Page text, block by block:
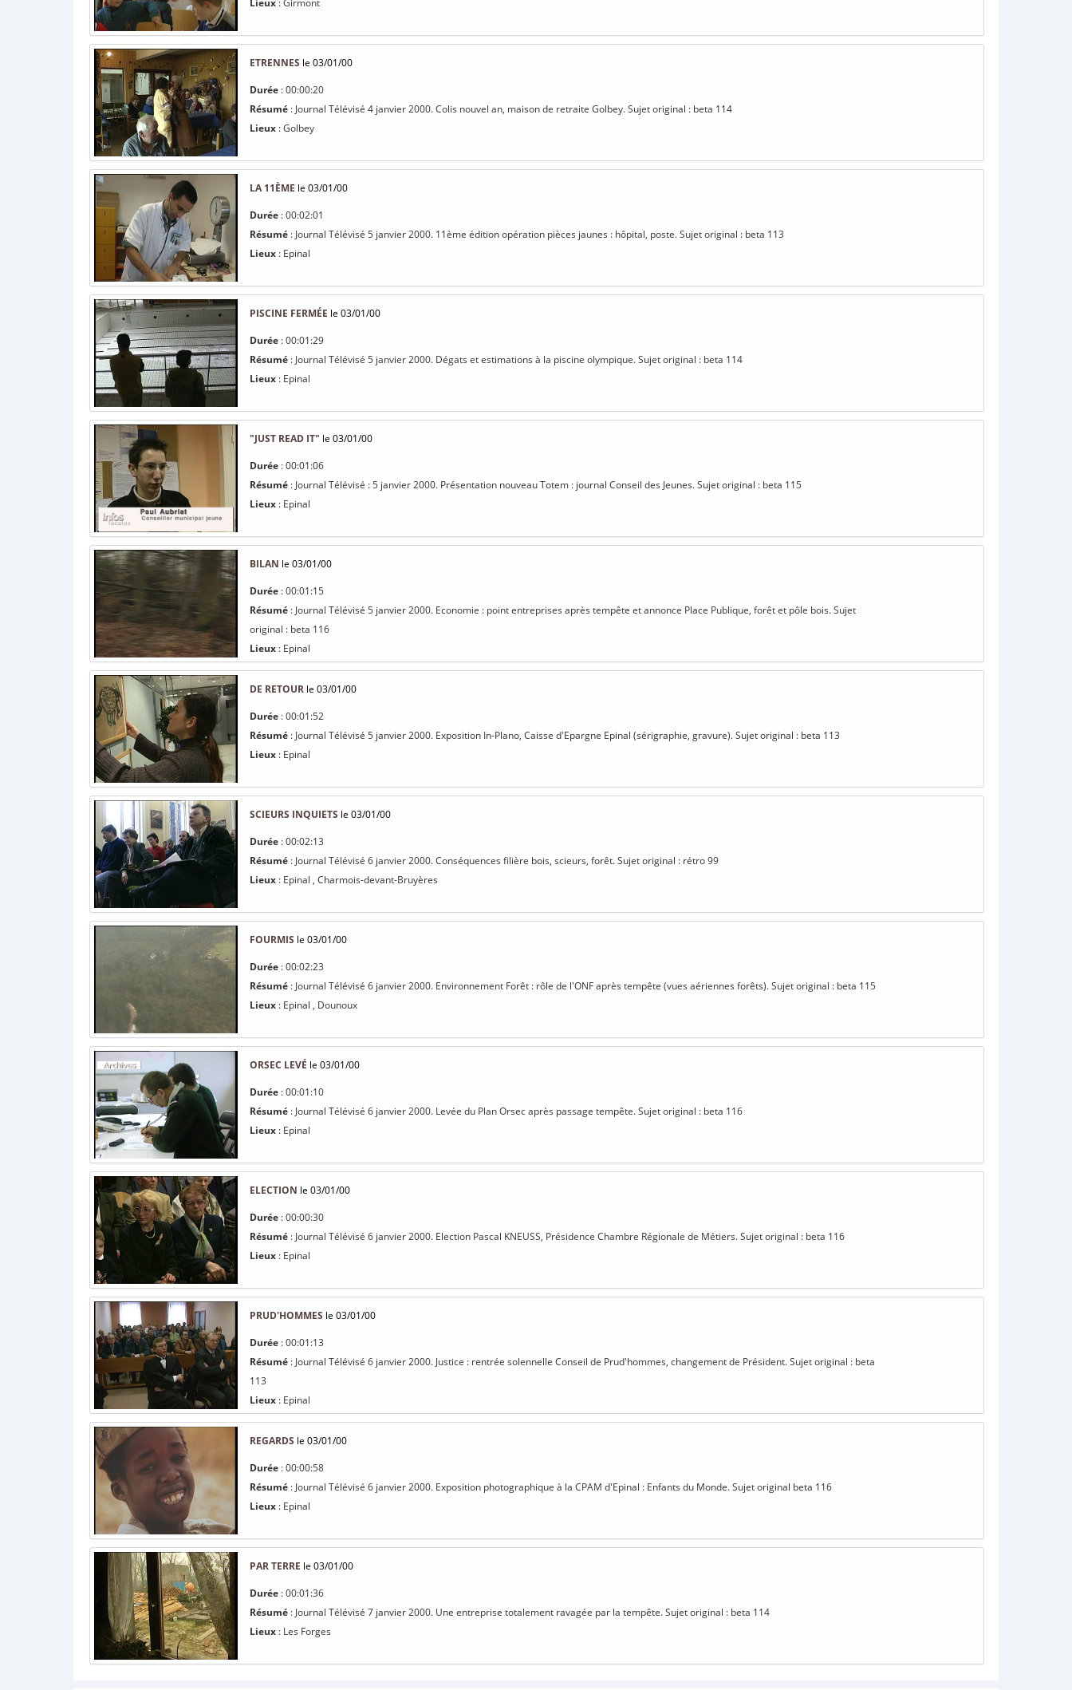
Lieux : Girmont
ETRENNES le 03/01/00
Durée : 00:00:20
Résumé : Journal Télévisé 4 janvier 2000. Colis nouvel an, maison de retraite Golbey. Sujet original : beta 114
Lieux : Golbey
LA 11ÈME le 03/01/00
Durée : 00:02:01
Résumé : Journal Télévisé 5 janvier 2000. 11ème édition opération pièces jaunes : hôpital, poste. Sujet original : beta 113
Lieux : Epinal
PISCINE FERMÉE le 03/01/00
Durée : 00:01:29
Résumé : Journal Télévisé 5 janvier 2000. Dégats et estimations à la piscine olympique. Sujet original : beta 114
Lieux : Epinal
"JUST READ IT" le 03/01/00
Durée : 00:01:06
Résumé : Journal Télévisé : 5 janvier 2000. Présentation nouveau Totem : journal Conseil des Jeunes. Sujet original : beta 115
Lieux : Epinal
BILAN le 03/01/00
Durée : 00:01:15
Résumé : Journal Télévisé 5 janvier 2000. Economie : point entreprises après tempête et annonce Place Publique, forêt et pôle bois. Sujet
original : beta 116
Lieux : Epinal
DE RETOUR le 03/01/00
Durée : 00:01:52
Résumé : Journal Télévisé 5 janvier 2000. Exposition In-Plano, Caisse d'Epargne Epinal (sérigraphie, gravure). Sujet original : beta 113
Lieux : Epinal
SCIEURS INQUIETS le 03/01/00
Durée : 00:02:13
Résumé : Journal Télévisé 6 janvier 2000. Conséquences filière bois, scieurs, forêt. Sujet original : rétro 99
Lieux : Epinal , Charmois-devant-Bruyères
FOURMIS le 03/01/00
Durée : 00:02:23
Résumé : Journal Télévisé 6 janvier 2000. Environnement Forêt : rôle de l'ONF après tempête (vues aériennes forêts). Sujet original : beta 115
Lieux : Epinal , Dounoux
ORSEC LEVÉ le 03/01/00
Durée : 00:01:10
Résumé : Journal Télévisé 6 janvier 2000. Levée du Plan Orsec après passage tempête. Sujet original : beta 116
Lieux : Epinal
ELECTION le 03/01/00
Durée : 00:00:30
Résumé : Journal Télévisé 6 janvier 2000. Election Pascal KNEUSS, Présidence Chambre Régionale de Métiers. Sujet original : beta 116
Lieux : Epinal
PRUD'HOMMES le 03/01/00
Durée : 00:01:13
Résumé : Journal Télévisé 6 janvier 2000. Justice : rentrée solennelle Conseil de Prud'hommes, changement de Président. Sujet original : beta
113
Lieux : Epinal
REGARDS le 03/01/00
Durée : 00:00:58
Résumé : Journal Télévisé 6 janvier 2000. Exposition photographique à la CPAM d'Epinal : Enfants du Monde. Sujet original beta 116
Lieux : Epinal
PAR TERRE le 03/01/00
Durée : 00:01:36
Résumé : Journal Télévisé 7 janvier 2000. Une entreprise totalement ravagée par la tempête. Sujet original : beta 114
Lieux : Les Forges